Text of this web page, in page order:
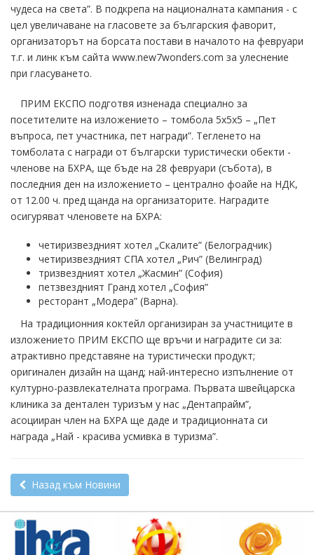
чудеса на света”. В подкрепа на националната кампания - с
цел увеличаване на гласовете за българския фаворит,
организаторът на борсата постави в началото на февруари
т.г. и линк към сайта www.new7wonders.com за улеснение
при гласуването.
ПРИМ ЕКСПО подготвя изненада специално за
посетителите на изложението – томбола 5х5х5 – „Пет
въпроса, пет участника, пет награди”. Тегленето на
томболата с награди от български туристически обекти -
членове на БХРА, ще бъде на 28 февруари (събота), в
последния ден на изложението – централно фоайе на НДК,
от 12.00 ч. пред щанда на организаторите. Наградите
осигуряват членовете на БХРА:
четиризвездният хотел „Скалите” (Белоградчик)
четиризвездният СПА хотел „Рич” (Велинград)
тризвездният хотел „Жасмин” (София)
петзвездният Гранд хотел „София”
ресторант „Модера” (Варна).
На традиционния коктейл организиран за участниците в
изложението ПРИМ ЕКСПО ще връчи и наградите си за:
атрактивно представяне на туристически продукт;
оригинален дизайн на щанд; най-интересно изпълнение от
културно-развлекателната програма. Първата швейцарска
клиника за дентален туризъм у нас „Дентапрайм”,
асоцииран член на БХРА ще даде и традиционната си
награда „Най - красива усмивка в туризма”.
Назад към Новини